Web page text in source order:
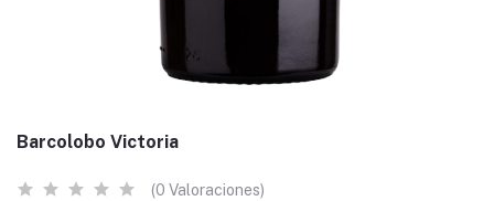
Barcolobo Victoria
(0 Valoraciones)